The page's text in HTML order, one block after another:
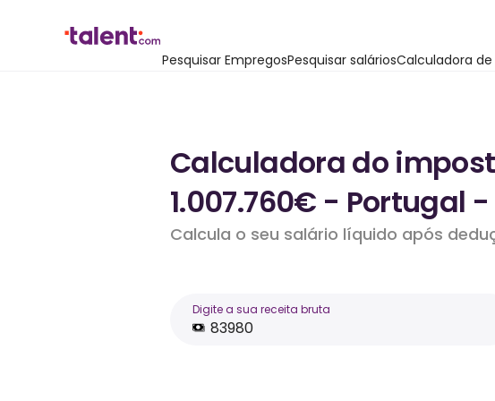
Pesquisar EmpregosPesquisar saláriosCalculadora
Calculadora do
1.007.760€ - Portugal -
Calcula o seu salário líquido após
Digite a sua receita bruta